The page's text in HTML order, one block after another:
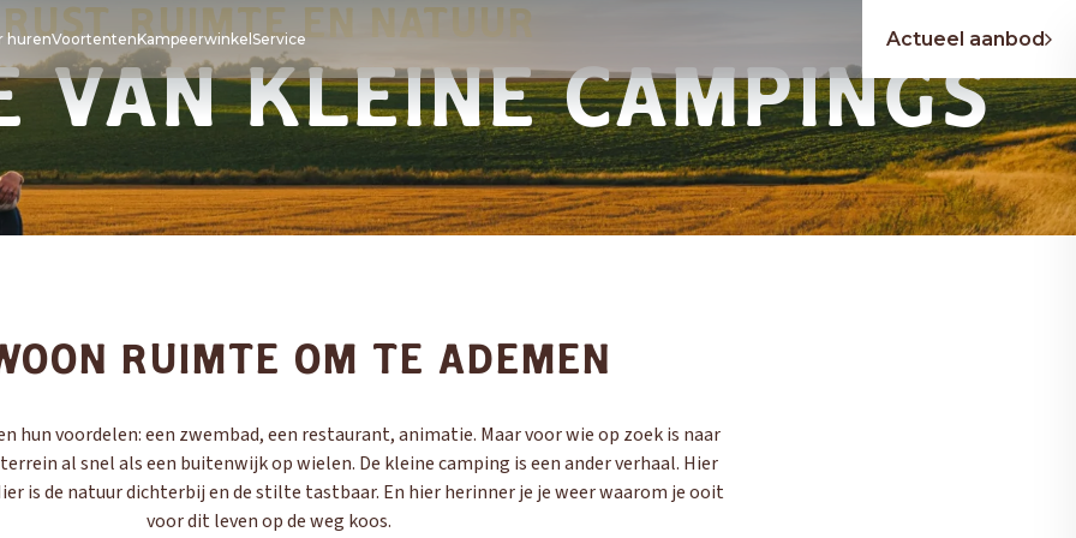
hurenVoortenten
ISABELLA
KampeerwinkelService
AFTER-SALES SERVICE
Garantie
Caravan onderdelen
Actueel aanbod
RUST, RUIMTE EN NATUUR
VAN KLEINE CAMPINGS
RUIMTE OM TE ADEMEN
hun voordelen: een zwembad, een restaurant, animatie. Maar voor wie op zoek is naar
al snel als een buitenwijk op wielen. De kleine camping is een ander verhaal. Hier
is de natuur dichterbij en de stilte tastbaar. En hier herinner je je weer waarom je ooit
voor dit leven op de weg koos.